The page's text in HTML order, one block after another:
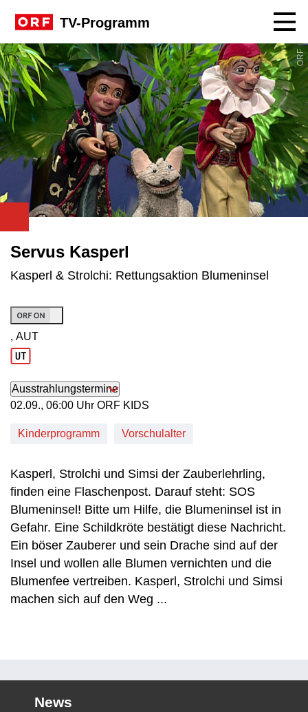
TV-Programm
ORF
Servus Kasperl
Kasperl & Strolchi: Rettungsaktion Blumeninsel
Produktionsland: AUT
, AUT
Ausstrahlungstermine
02. September, 06:00 Uhr in ORF KIDS
02.09., 06:00 Uhr ORF KIDS
Kinderprogramm Vorschulalter
Kasperl, Strolchi und Simsi der Zauberlehrling,
finden eine Flaschenpost. Darauf steht: SOS
Blumeninsel! Bitte um Hilfe, die Blumeninsel ist in
Gefahr. Eine Schildkröte bestätigt diese Nachricht.
Ein böser Zauberer und sein Drache sind auf der
Insel und wollen alle Blumen vernichten und die
Blumenfee vertreiben. Kasperl, Strolchi und Simsi
machen sich auf den Weg ...
News